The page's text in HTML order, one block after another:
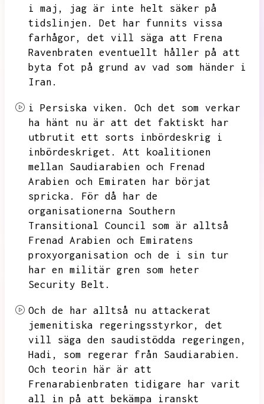
i maj,
jag är inte helt säker på
tidslinjen.
Det har funnits vissa
farhågor,
det vill säga att Frena
Ravenbraten eventuellt håller på att
byta fot på grund av vad som händer i
Iran.
i Persiska viken.
Och det som verkar
ha hänt nu är att det faktiskt har
utbrutit ett sorts inbördeskrig i
inbördeskriget.
Att koalitionen
mellan Saudiarabien och Frenad
Arabien och Emiraten har börjat
spricka.
För då har de
organisationerna Southern
Transitional Council som är alltså
Frenad Arabien och Emiratens
proxyorganisation och de i sin tur
har en militär gren som heter
Security Belt.
Och de har alltså nu attackerat
jemenitiska regeringsstyrkor,
det
vill säga den saudistödda regeringen,
Hadi,
som regerar från Saudiarabien.
Och teorin här är att
Frenarabienbraten tidigare har varit
all in på att bekämpa iranskt